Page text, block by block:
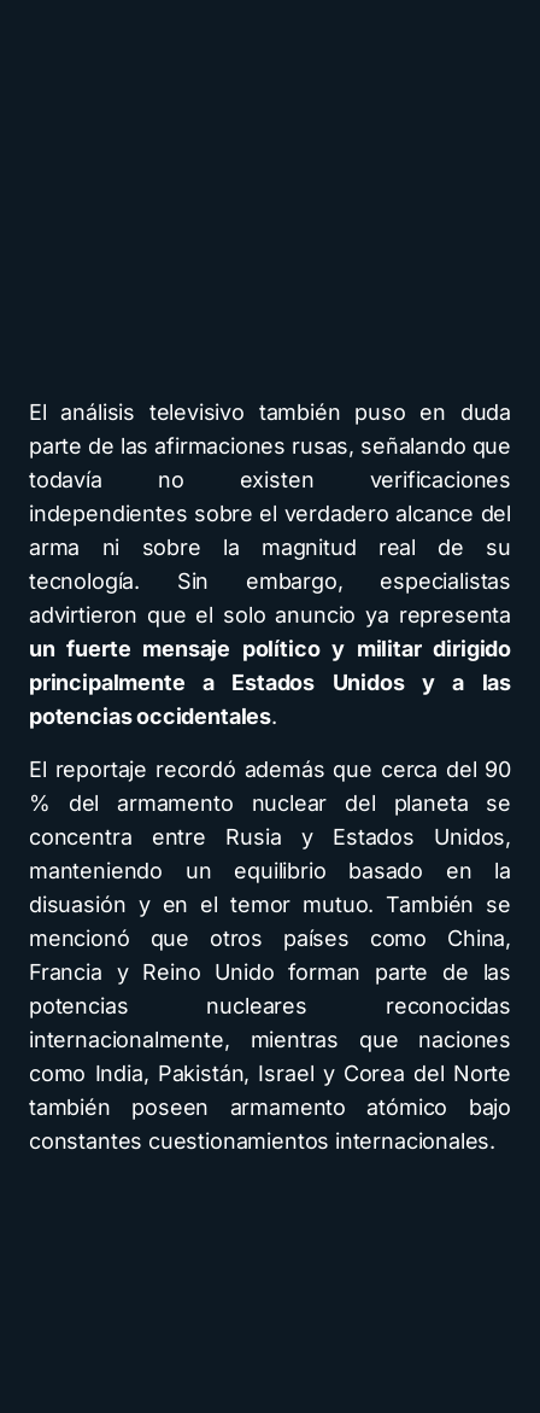
El análisis televisivo también puso en duda
parte de las afirmaciones rusas, señalando que
todavía no existen verificaciones
independientes sobre el verdadero alcance del
arma ni sobre la magnitud real de su
tecnología. Sin embargo, especialistas
advirtieron que el solo anuncio ya representa
un fuerte mensaje político y militar dirigido
principalmente a Estados Unidos y a las
potencias occidentales.
El reportaje recordó además que cerca del 90
% del armamento nuclear del planeta se
concentra entre Rusia y Estados Unidos,
manteniendo un equilibrio basado en la
disuasión y en el temor mutuo. También se
mencionó que otros países como China,
Francia y Reino Unido forman parte de las
potencias nucleares reconocidas
internacionalmente, mientras que naciones
como India, Pakistán, Israel y Corea del Norte
también poseen armamento atómico bajo
constantes cuestionamientos internacionales.